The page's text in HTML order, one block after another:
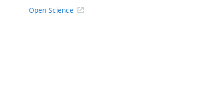
Open Science